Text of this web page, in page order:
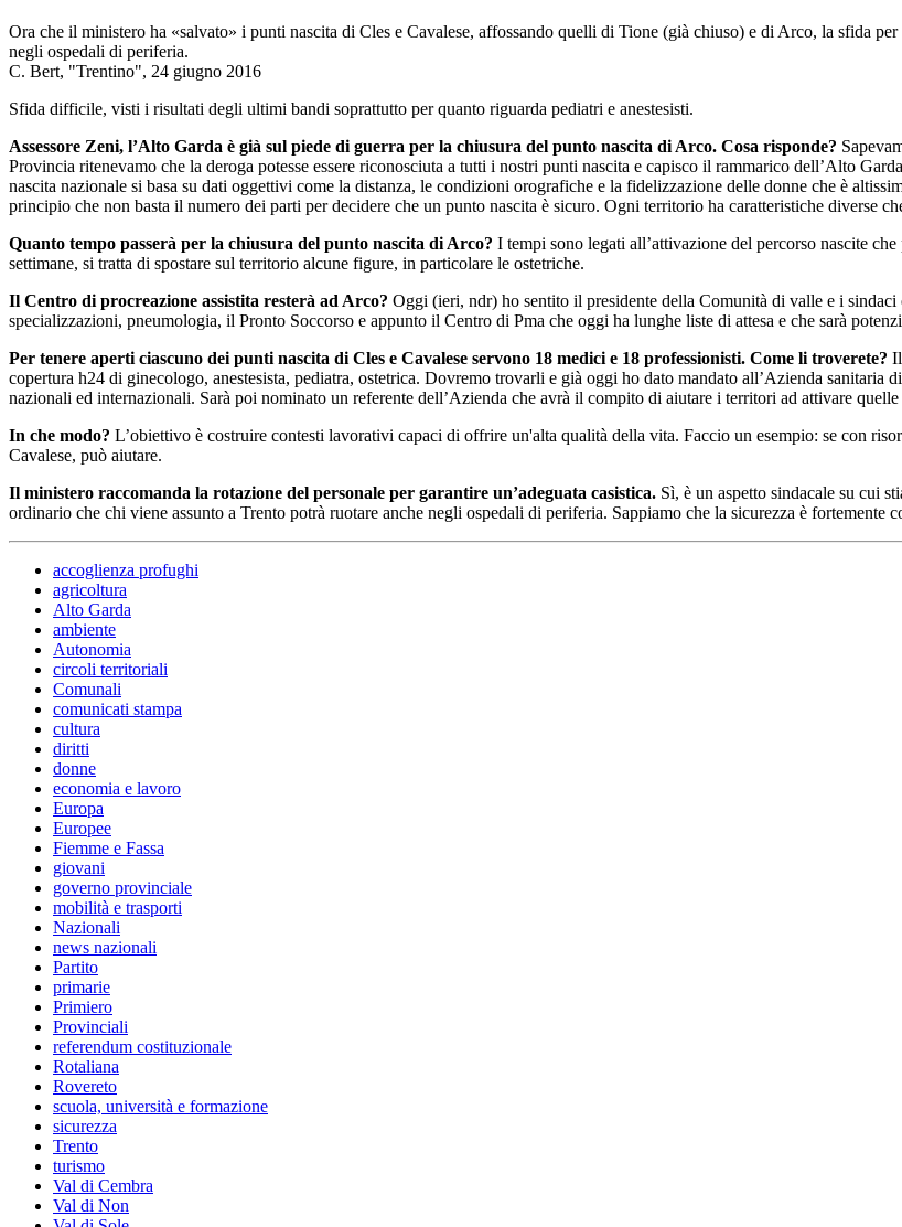
Ora che il ministero ha «salvato» i punti nascita di Cles e Cavalese, affossando quelli di Tione (già chiuso) e di Arco, la sfida
negli ospedali di periferia.
C. Bert, "Trentino", 24 giugno 2016
Sfida difficile, visti i risultati degli ultimi bandi soprattutto per quanto riguarda pediatri e anestesisti.
Assessore Zeni, l’Alto Garda è già sul piede di guerra per la chiusura del punto nascita di Arco. Cosa risponde?
Provincia ritenevamo che la deroga potesse essere riconosciuta a tutti i nostri punti nascita e capisco il rammarico dell’Alto
nascita nazionale si basa su dati oggettivi come la distanza, le condizioni orografiche e la fidelizzazione delle donne che è
principio che non basta il numero dei parti per decidere che un punto nascita è sicuro. Ogni territorio ha caratteristiche diverse
Quanto tempo passerà per la chiusura del punto nascita di Arco? I tempi sono legati all’attivazione del percorso nascite
settimane, si tratta di spostare sul territorio alcune figure, in particolare le ostetriche.
Il Centro di procreazione assistita resterà ad Arco? Oggi (ieri, ndr) ho sentito il presidente della Comunità di valle e i
specializzazioni, pneumologia, il Pronto Soccorso e appunto il Centro di Pma che oggi ha lunghe liste di attesa e che sarà
Per tenere aperti ciascuno dei punti nascita di Cles e Cavalese servono 18 medici e 18 professionisti. Come li troverete?
copertura h24 di ginecologo, anestesista, pediatra, ostetrica. Dovremo trovarli e già oggi ho dato mandato all’Azienda
nazionali ed internazionali. Sarà poi nominato un referente dell’Azienda che avrà il compito di aiutare i territori ad attivare
In che modo? L’obiettivo è costruire contesti lavorativi capaci di offrire un'alta qualità della vita. Faccio un esempio: se con
Cavalese, può aiutare.
Il ministero raccomanda la rotazione del personale per garantire un’adeguata casistica. Sì, è un aspetto sindacale su cui
ordinario che chi viene assunto a Trento potrà ruotare anche negli ospedali di periferia. Sappiamo che la sicurezza è fortemente
accoglienza profughi
agricoltura
Alto Garda
ambiente
Autonomia
circoli territoriali
Comunali
comunicati stampa
cultura
diritti
donne
economia e lavoro
Europa
Europee
Fiemme e Fassa
giovani
governo provinciale
mobilità e trasporti
Nazionali
news nazionali
Partito
primarie
Primiero
Provinciali
referendum costituzionale
Rotaliana
Rovereto
scuola, università e formazione
sicurezza
Trento
turismo
Val di Cembra
Val di Non